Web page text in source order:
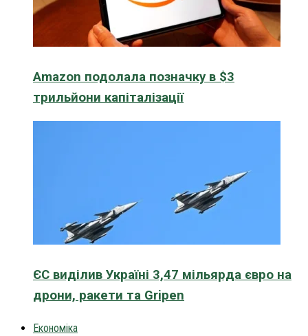
Amazon подолала позначку в $3
трильйони капіталізації
ЄС виділив Україні 3,47 мільярда євро на
дрони, ракети та Gripen
Економіка